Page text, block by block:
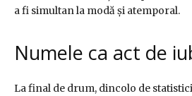
a fi simultan la modă și atemporal.
Numele ca act de
La final de drum, dincolo de